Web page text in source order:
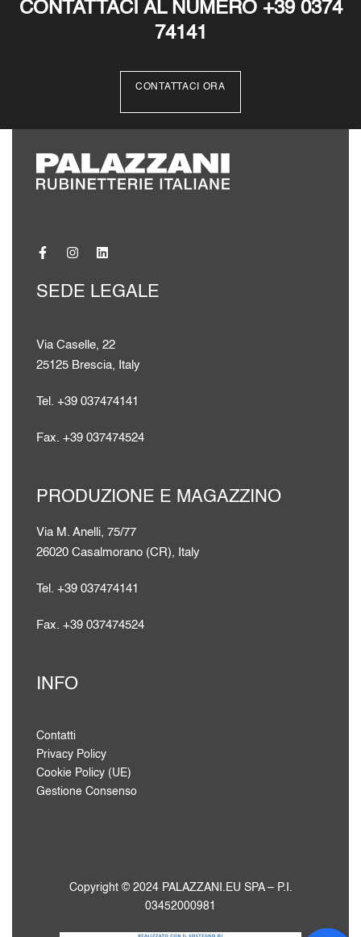
CONTATTACI AL NUMERO +39 0374
74141
CONTATTACI ORA
SEDE LEGALE
Via Caselle, 22
25125 Brescia, Italy
Tel. +39 037474141
Fax. +39 037474524
PRODUZIONE E MAGAZZINO
Via M. Anelli, 75/77
26020 Casalmorano (CR), Italy
Tel. +39 037474141
Fax. +39 037474524
INFO
Contatti
Privacy Policy
Cookie Policy (UE)
Gestione Consenso
Copyright © 2024 PALAZZANI.EU SPA – P.I.
03452000981